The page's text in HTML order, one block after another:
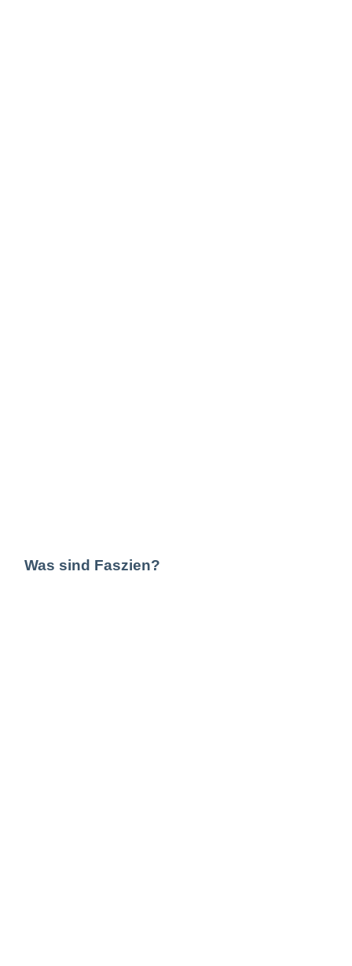
Was sind Faszien?